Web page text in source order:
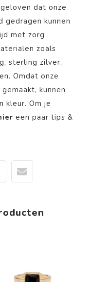
dat onze
kunnen
met zorg
zoals
sterling zilver,
Omdat onze
kunnen
kleur. Om je
een paar tips &